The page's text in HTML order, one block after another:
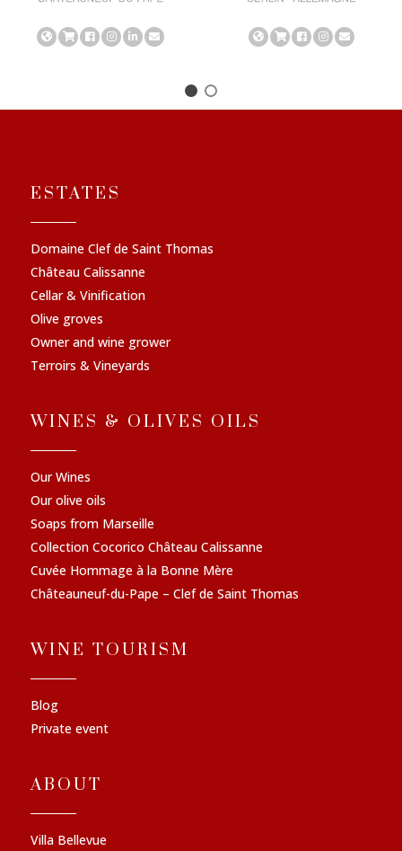
ESTATES
Domaine Clef de Saint Thomas
Château Calissanne
Cellar & Vinification
Olive groves
Owner and wine grower
Terroirs & Vineyards
WINES & OLIVES OILS
Our Wines
Our olive oils
Soaps from Marseille
Collection Cocorico Château Calissanne
Cuvée Hommage à la Bonne Mère
Châteauneuf-du-Pape – Clef de Saint Thomas
WINE TOURISM
Blog
Private event
ABOUT
Villa Bellevue